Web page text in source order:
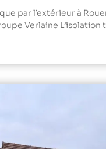
par l’extérieur à
Verlaine L’isolation